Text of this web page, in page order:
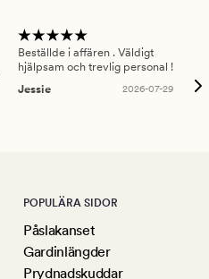
Beställde i affären . Väldigt
hjälpsam och trevlig personal !
Jessie
2026-07-29
POPULÄRA SIDOR
Påslakanset
Gardinlängder
Prydnadskuddar